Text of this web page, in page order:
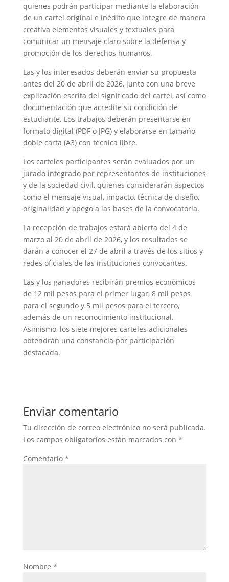
quienes podrán participar mediante la elaboración
de un cartel original e inédito que integre de manera
creativa elementos visuales y textuales para
comunicar un mensaje claro sobre la defensa y
promoción de los derechos humanos.
Las y los interesados deberán enviar su propuesta
antes del 20 de abril de 2026, junto con una breve
explicación escrita del significado del cartel, así como
documentación que acredite su condición de
estudiante. Los trabajos deberán presentarse en
formato digital (PDF o JPG) y elaborarse en tamaño
doble carta (A3) con técnica libre.
Los carteles participantes serán evaluados por un
jurado integrado por representantes de instituciones
y de la sociedad civil, quienes considerarán aspectos
como el mensaje visual, impacto, técnica de diseño,
originalidad y apego a las bases de la convocatoria.
La recepción de trabajos estará abierta del 4 de
marzo al 20 de abril de 2026, y los resultados se
darán a conocer el 27 de abril a través de los sitios y
redes oficiales de las instituciones convocantes.
Las y los ganadores recibirán premios económicos
de 12 mil pesos para el primer lugar, 8 mil pesos
para el segundo y 5 mil pesos para el tercero,
además de un reconocimiento institucional.
Asimismo, los siete mejores carteles adicionales
obtendrán una constancia por participación
destacada.
Enviar comentario
Tu dirección de correo electrónico no será publicada.
Los campos obligatorios están marcados con *
Comentario *
Nombre *